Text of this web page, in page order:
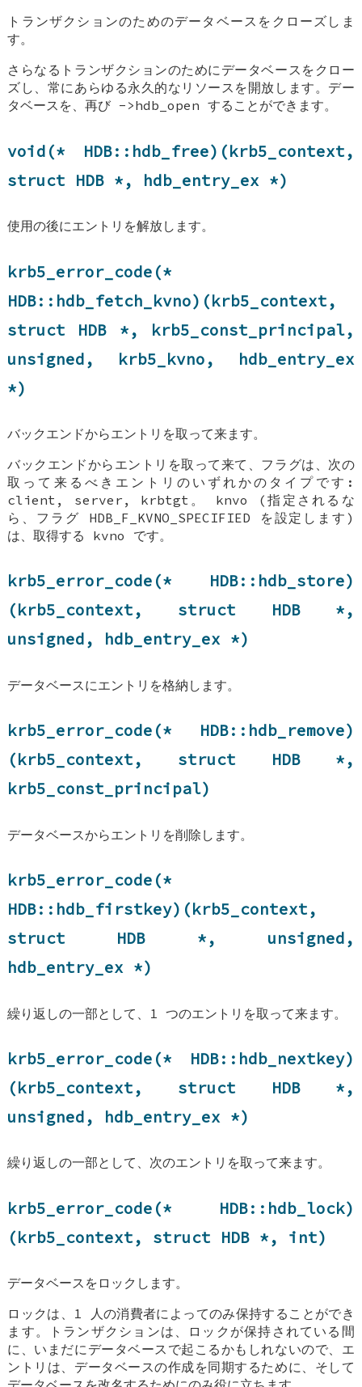
トランザクションのためのデータベースをクローズしま
す。
さらなるトランザクションのためにデータベースをクロー
ズし、常にあらゆる永久的なリソースを開放します。デー
タベースを、再び ->hdb_open することができます。
void(* HDB::hdb_free)(krb5_context,
struct HDB *, hdb_entry_ex *)
使用の後にエントリを解放します。
krb5_error_code(*
HDB::hdb_fetch_kvno)(krb5_context,
struct HDB *, krb5_const_principal,
unsigned, krb5_kvno, hdb_entry_ex
*)
バックエンドからエントリを取って来ます。
バックエンドからエントリを取って来て、フラグは、次の
取って来るべきエントリのいずれかのタイプです:
client, server, krbtgt。 knvo (指定されるな
ら、フラグ HDB_F_KVNO_SPECIFIED を設定します)
は、取得する kvno です。
krb5_error_code(* HDB::hdb_store)
(krb5_context, struct
HDB*,
unsigned, hdb_entry_ex *)
データベースにエントリを格納します。
krb5_error_code(* HDB::hdb_remove)
(krb5_context, struct
HDB*,
krb5_const_principal)
データベースからエントリを削除します。
krb5_error_code(*
HDB::hdb_firstkey)(krb5_context,
struct HDB *, unsigned,
hdb_entry_ex *)
繰り返しの一部として、1 つのエントリを取って来ます。
krb5_error_code(* HDB::hdb_nextkey)
(krb5_context, struct
HDB*,
unsigned, hdb_entry_ex *)
繰り返しの一部として、次のエントリを取って来ます。
krb5_error_code(* HDB::hdb_lock)
(krb5_context, struct HDB *, int)
データベースをロックします。
ロックは、1 人の消費者によってのみ保持することができ
ます。トランザクションは、ロックが保持されている間
に、いまだにデータベースで起こるかもしれないので、エ
ントリは、データベースの作成を同期するために、そして